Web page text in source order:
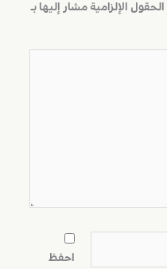
الحقول الإلزامية مشار إليها بـ
احفظ